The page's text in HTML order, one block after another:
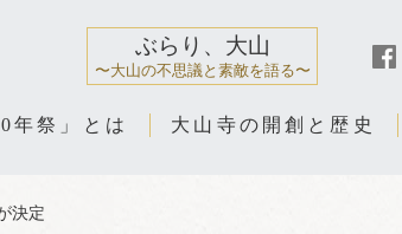
ぶらり、大山
〜大山の不思議と素敵を語る〜
年祭」とは 大山寺の開創と歴史
決定